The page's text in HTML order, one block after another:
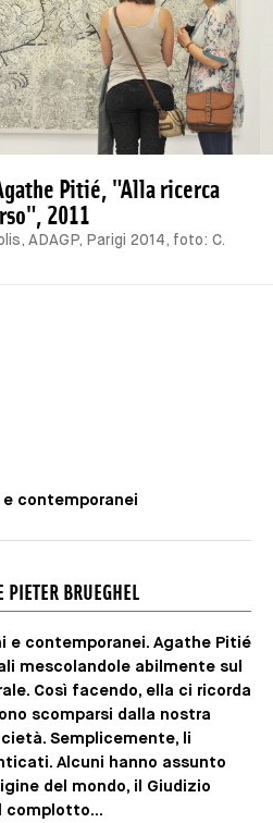
Pitié, "Alla ricerca
2011
ADAGP, Parigi 2014, foto: C.
contemporanei
PIETER BRUEGHEL
contemporanei. Agathe Pitié
mescolandole abilmente sul
Così facendo, ella ci ricorda
scomparsi dalla nostra
Semplicemente, li
Alcuni hanno assunto
del mondo, il Giudizio
complotto...